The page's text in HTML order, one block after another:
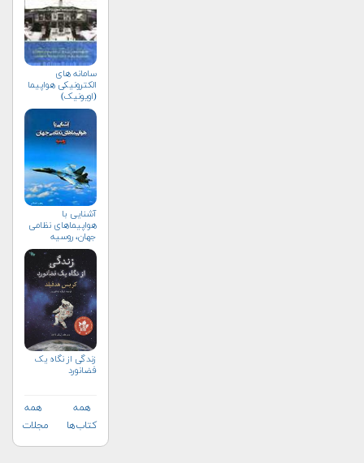
سامانه های
الکترونیکی هواپیما
(اویونیک)
آشنایی با
هواپیماهای نظامی
جهان، روسیه
زندگی از نگاه یک
فضانورد
همه
کتاب‌ها
همه
مجلات